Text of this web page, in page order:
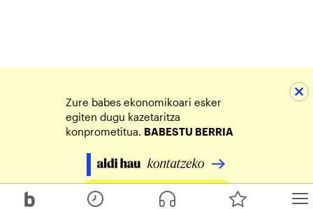
Zure babes ekonomikoari esker
egiten dugu kazetaritza
konprometitua. BABESTU BERRIA
Egin zure ekarpena